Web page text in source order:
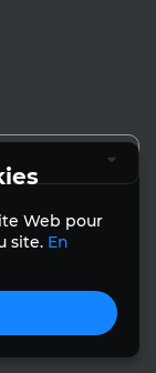
Web pour
site. En